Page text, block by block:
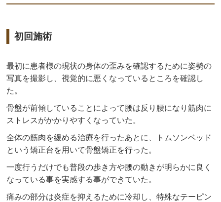
初回施術
最初に患者様の現状の身体の歪みを確認するために姿勢の
写真を撮影し、視覚的に悪くなっているところを確認し
た。
骨盤が前傾していることによって腰は反り腰になり筋肉に
ストレスがかかりやすくなっていた。
全体の筋肉を緩める治療を行ったあとに、トムソンベッド
という矯正台を用いて骨盤矯正を行った。
一度行うだけでも普段の歩き方や腰の動きが明らかに良く
なっている事を実感する事ができていた。
痛みの部分は炎症を抑えるために冷却し、特殊なテーピン